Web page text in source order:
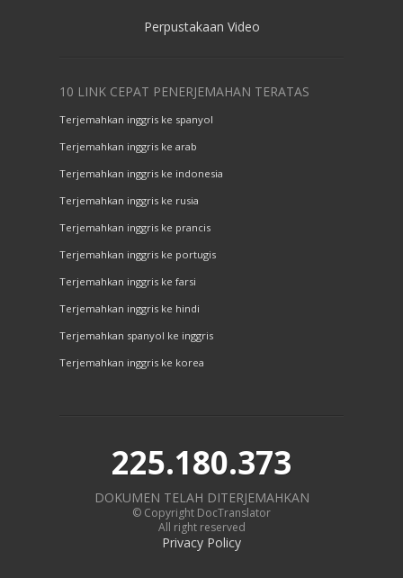
Perpustakaan Video
10 LINK CEPAT PENERJEMAHAN TERATAS
Terjemahkan inggris ke spanyol
Terjemahkan inggris ke arab
Terjemahkan inggris ke indonesia
Terjemahkan inggris ke rusia
Terjemahkan inggris ke prancis
Terjemahkan inggris ke portugis
Terjemahkan inggris ke farsi
Terjemahkan inggris ke hindi
Terjemahkan spanyol ke inggris
Terjemahkan inggris ke korea
225.180.373
DOKUMEN TELAH DITERJEMAHKAN
© Copyright DocTranslator
All right reserved
Privacy Policy